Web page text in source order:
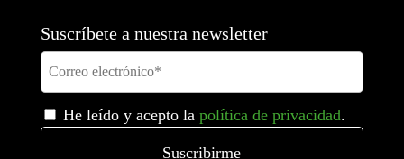
Suscríbete a nuestra newsletter
He leído y acepto la política de privacidad.